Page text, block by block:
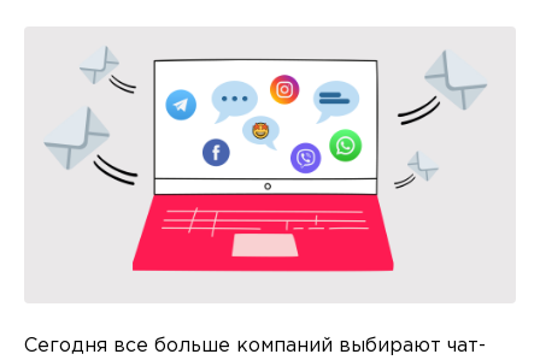
Сегодня все больше компаний выбирают чат-